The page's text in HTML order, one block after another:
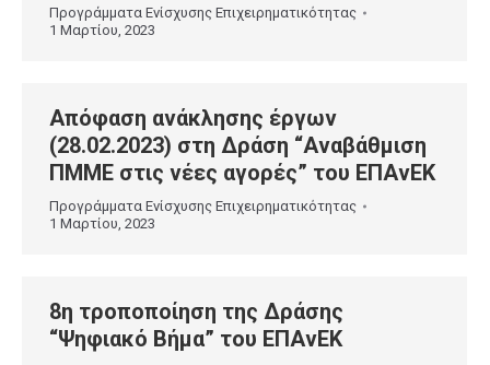
Προγράμματα Ενίσχυσης Επιχειρηματικότητας
1 Μαρτίου, 2023
Απόφαση ανάκλησης έργων
(28.02.2023) στη Δράση “Αναβάθμιση
ΠΜΜΕ στις νέες αγορές” του ΕΠΑνΕΚ
Προγράμματα Ενίσχυσης Επιχειρηματικότητας
1 Μαρτίου, 2023
8η τροποποίηση της Δράσης
“Ψηφιακό Βήμα” του ΕΠΑνΕΚ